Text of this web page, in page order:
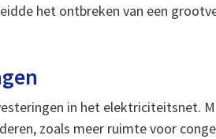
het ontbreken van een
in het elektriciteitsnet.
zoals meer ruimte voor